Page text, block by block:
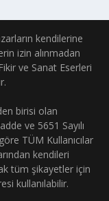
kendilerine
izin alınmadan
ve Sanat Eserleri
birisi olan
ve 5651 Sayılı
TÜM Kullanıcılar
kendileri
tüm şikayetler için
kullanılabilir.